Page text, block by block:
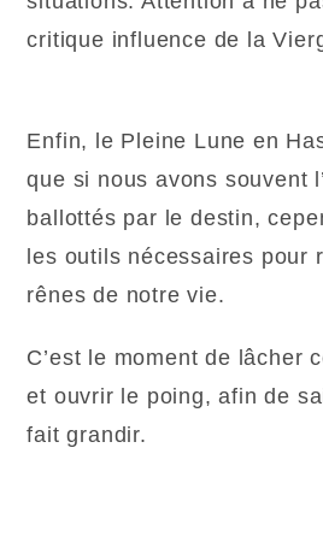
critique influence de la
Enfin, le Pleine Lune en
que si nous avons souvent
ballottés par le destin,
les outils nécessaires pour
rênes de notre vie.
C’est le moment de lâcher
et ouvrir le poing, afin de
fait grandir.